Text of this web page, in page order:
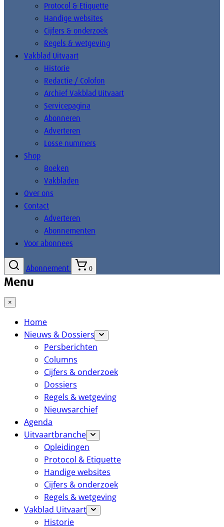
Protocol & Etiquette
Handige websites
Cijfers & onderzoek
Regels & wetgeving
Vakblad Uitvaart
Historie
Redactie / Colofon
Archief Vakblad Uitvaart
Servicepagina
Abonneren
Adverteren
Losse nummers
Shop
Boeken
Vakbladen
Over ons
Contact
Adverteren
Abonnementen
Voor abonnees
Abonnement 0
Menu
×
Home
Nieuws & Dossiers
Persberichten
Columns
Cijfers & onderzoek
Dossiers
Regels & wetgeving
Nieuwsarchief
Agenda
Uitvaartbranche
Opleidingen
Protocol & Etiquette
Handige websites
Cijfers & onderzoek
Regels & wetgeving
Vakblad Uitvaart
Historie